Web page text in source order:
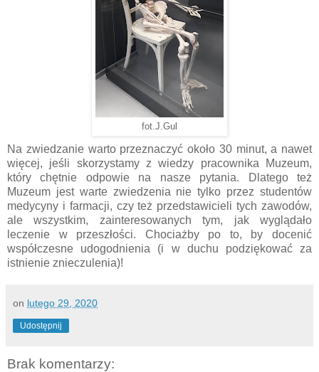
fot.J.Gul
Na zwiedzanie warto przeznaczyć około 30 minut, a nawet
więcej, jeśli skorzystamy z wiedzy pracownika Muzeum,
który chętnie odpowie na nasze pytania. Dlatego też
Muzeum jest warte zwiedzenia nie tylko przez studentów
medycyny i farmacji, czy też przedstawicieli tych zawodów,
ale wszystkim, zainteresowanych tym, jak wyglądało
leczenie w przeszłości. Chociażby po to, by docenić
współczesne udogodnienia (i w duchu podziękować za
istnienie znieczulenia)!
on lutego 29, 2020
Udostępnij
Brak komentarzy: